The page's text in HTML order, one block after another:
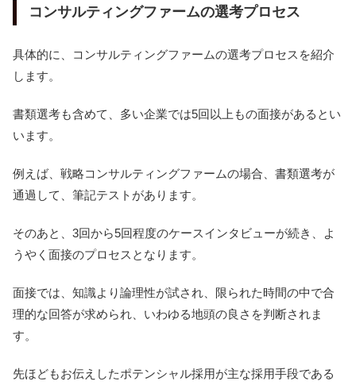
コンサルティングファームの選考プロセス
具体的に、コンサルティングファームの選考プロセスを紹介
します。
書類選考も含めて、多い企業では5回以上もの面接があるとい
います。
例えば、戦略コンサルティングファームの場合、書類選考が
通過して、筆記テストがあります。
そのあと、3回から5回程度のケースインタビューが続き、よ
うやく面接のプロセスとなります。
面接では、知識より論理性が試され、限られた時間の中で合
理的な回答が求められ、いわゆる地頭の良さを判断されま
す。
先ほどもお伝えしたポテンシャル採用が主な採用手段である